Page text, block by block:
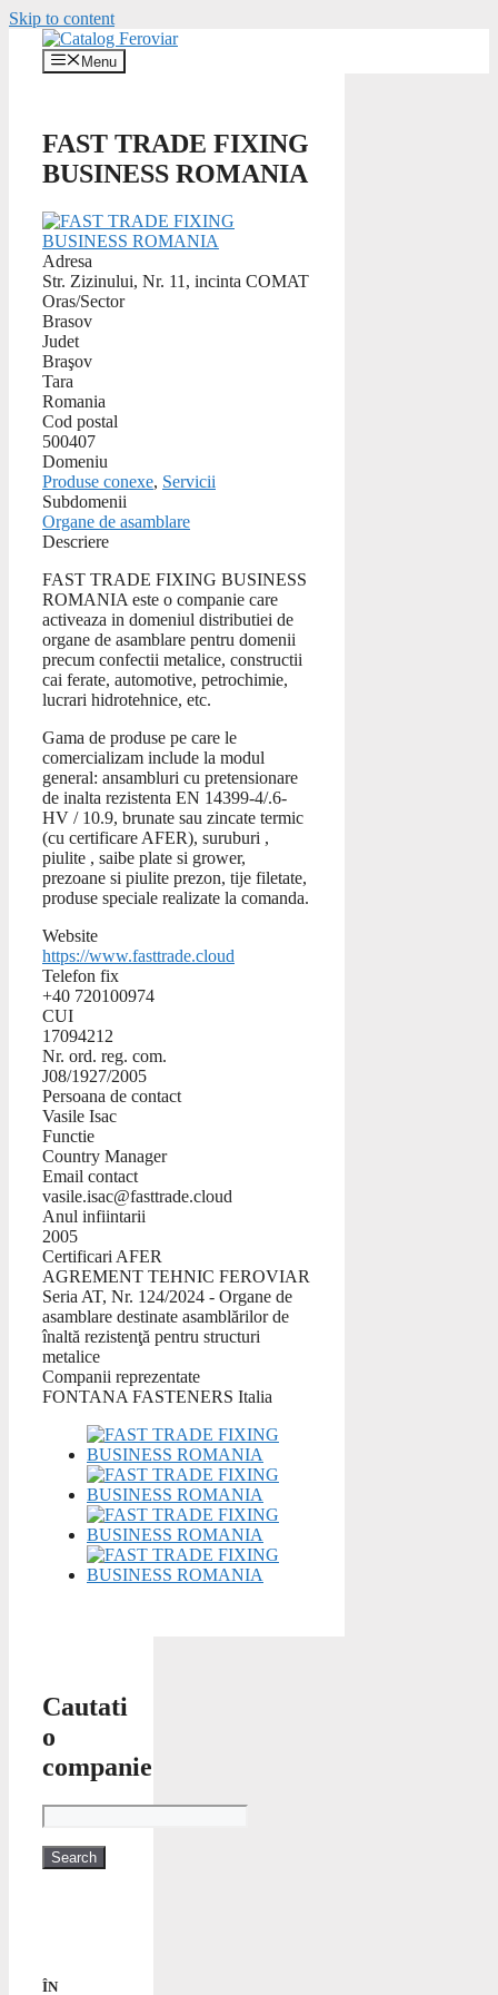
Skip to content
Menu
FAST TRADE FIXING
BUSINESS ROMANIA
Adresa
Str. Zizinului, Nr. 11, incinta COMAT
Oras/Sector
Brasov
Judet
Braşov
Tara
Romania
Cod postal
500407
Domeniu
Produse conexe, Servicii
Subdomenii
Organe de asamblare
Descriere
FAST TRADE FIXING BUSINESS
ROMANIA este o companie care
activeaza in domeniul distributiei de
organe de asamblare pentru domenii
precum confectii metalice, constructii
cai ferate, automotive, petrochimie,
lucrari hidrotehnice, etc.
Gama de produse pe care le
comercializam include la modul
general: ansambluri cu pretensionare
de inalta rezistenta EN 14399-4/.6-
HV / 10.9, brunate sau zincate termic
(cu certificare AFER), suruburi ,
piulite , saibe plate si grower,
prezoane si piulite prezon, tije filetate,
produse speciale realizate la comanda.
Website
https://www.fasttrade.cloud
Telefon fix
+40 720100974
CUI
17094212
Nr. ord. reg. com.
J08/1927/2005
Persoana de contact
Vasile Isac
Functie
Country Manager
Email contact
vasile.isac@fasttrade.cloud
Anul infiintarii
2005
Certificari AFER
AGREMENT TEHNIC FEROVIAR
Seria AT, Nr. 124/2024 - Organe de
asamblare destinate asamblărilor de
înaltă rezistenţă pentru structuri
metalice
Companii reprezentate
FONTANA FASTENERS Italia
Cautati
o
companie
ÎN